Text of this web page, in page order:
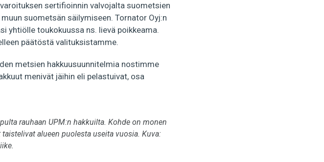
sertifioinnin valvojalta suometsien
suometsän säilymiseen. Tornator Oyj:n
yhtiölle toukokuussa ns. lievä poikkeama.
päätöstä valituksistamme.
metsien hakkuusuunnitelmia nostimme
menivät jäihin eli pelastuivat, osa
rauhaan UPM:n hakkuilta. Kohde on monen
alueen puolesta useita vuosia. Kuva: